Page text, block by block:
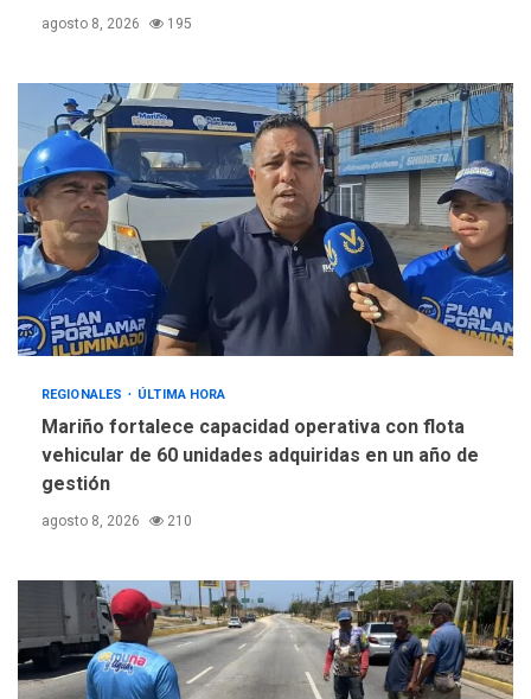
agosto 8, 2026 195
REGIONALES ÚLTIMA HORA
Mariño fortalece capacidad operativa con flota
vehicular de 60 unidades adquiridas en un año de
gestión
agosto 8, 2026 210